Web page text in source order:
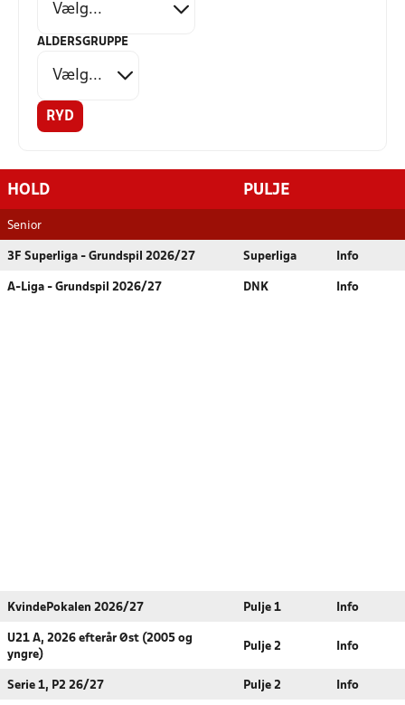
ALDERSGRUPPE
RYD
HOLD PULJE
Senior
3F Superliga - Grundspil 2026/27 Superliga Info
A-Liga - Grundspil 2026/27 DNK Info
KvindePokalen 2026/27 Pulje 1 Info
U21 A, 2026 efterår Øst (2005 og
yngre)
Pulje 2 Info
Serie 1, P2 26/27 Pulje 2 Info